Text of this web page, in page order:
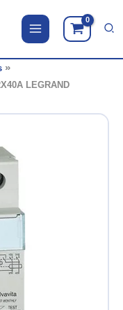
LEGRAND